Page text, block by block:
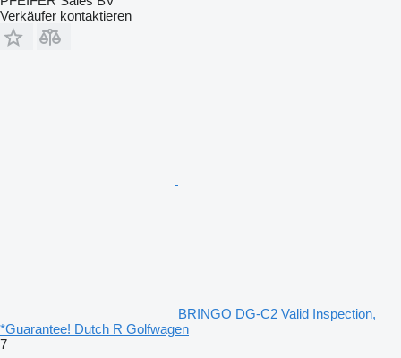
Verkäufer kontaktieren
BRINGO DG-C2 Valid Inspection,
*Guarantee! Dutch R Golfwagen
7